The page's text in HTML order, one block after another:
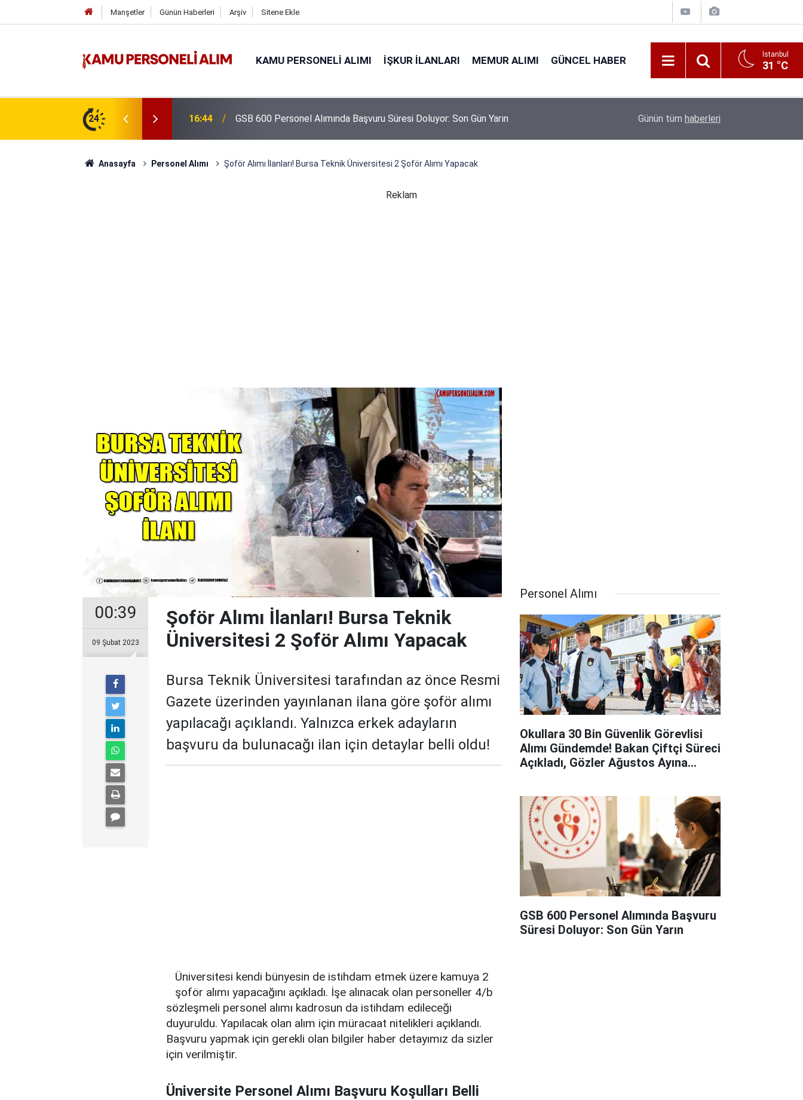
Manşetler Günün Haberleri Arşiv Sitene Ekle
KAMU PERSONELI ALIMI İŞKUR İLANLARI MEMUR ALIMI GÜNCEL HABER İstanbul
31 °C
24
Gündemde! Bakan Çiftçi Süreci
16:44 GSB 600 Personel Alımında Başvuru Süresi Doluyor: Son Gün Yarın Kıyı Emniyeti Genel Müdürlüğü 26 İşçi Alımı
Günün tüm haberleri
Anasayfa Personel Alımı Şoför Alımı İlanları! Bursa Teknik Üniversitesi 2 Şoför Alımı Yapacak
Reklam
00:39
09 Şubat 2023
Şoför Alımı İlanları! Bursa Teknik
Üniversitesi 2 Şoför Alımı Yapacak
Bursa Teknik Üniversitesi tarafından az önce Resmi
Gazete üzerinden yayınlanan ilana göre şoför alımı
yapılacağı açıklandı. Yalnızca erkek adayların
başvuru da bulunacağı ilan için detaylar belli oldu!
Üniversitesi kendi bünyesin de istihdam etmek üzere kamuya 2
şoför alımı yapacağını açıkladı. İşe alınacak olan personeller 4/b
sözleşmeli personel alımı kadrosun da istihdam edileceği
duyuruldu. Yapılacak olan alım için müracaat nitelikleri açıklandı.
Başvuru yapmak için gerekli olan bilgiler haber detayımız da sizler
için verilmiştir.
Üniversite Personel Alımı Başvuru Koşulları Belli
Personel Alımı
Okullara 30 Bin Güvenlik Görevlisi
Alımı Gündemde! Bakan Çiftçi Süreci
Açıkladı, Gözler Ağustos Ayına
GSB 600 Personel Alımında Başvuru
Süresi Doluyor: Son Gün Yarın